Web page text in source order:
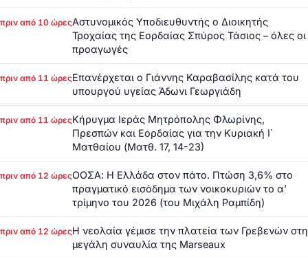
πριν από 10 ώρεςΑστυνομικός Υποδιευθυντής ο Διοικητής
Τροχαίας της Εορδαίας Σπύρος Τάσιος – όλες οι
προαγωγές
πριν από 11 ώρεςΕπανέρχεται ο Γιάννης Καραβασίλης κατά του
υπουργού υγείας Άδωνι Γεωργιάδη
πριν από 11 ώρεςΚήρυγμα Ιεράς Μητρόπολης Φλωρίνης,
Πρεσπών και Εορδαίας για την Κυριακή Ι΄
Ματθαίου (Ματθ. 17, 14-23)
πριν από 12 ώρεςΟΟΣΑ: Η Ελλάδα στον πάτο. Πτώση 3,6% στο
πραγματικό εισόδημα των νοικοκυριών το α’
τρίμηνο του 2026 (του Μιχάλη Ραμπίδη)
πριν από 12 ώρεςΗ νεολαία γέμισε την πλατεία των Γρεβενών στη
μεγάλη συναυλία της Marseaux